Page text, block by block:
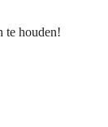
te houden!